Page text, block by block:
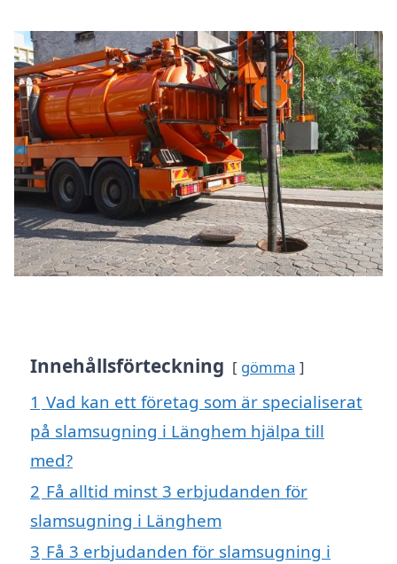
Innehållsförteckning gömma
1 Vad kan ett företag som är specialiserat
på slamsugning i Länghem hjälpa till
med?
2 Få alltid minst 3 erbjudanden för
slamsugning i Länghem
3 Få 3 erbjudanden för slamsugning i